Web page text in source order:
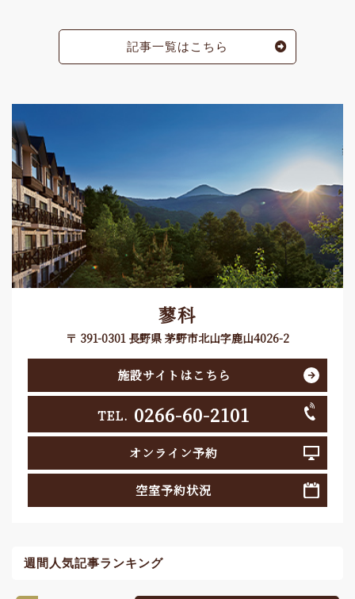
記事一覧はこちら
蓼科
〒 391-0301 長野県 茅野市北山字鹿山4026-2
施設サイトはこちら
TEL. 0266-60-2101
オンライン予約
空室予約状況
週間人気記事ランキング